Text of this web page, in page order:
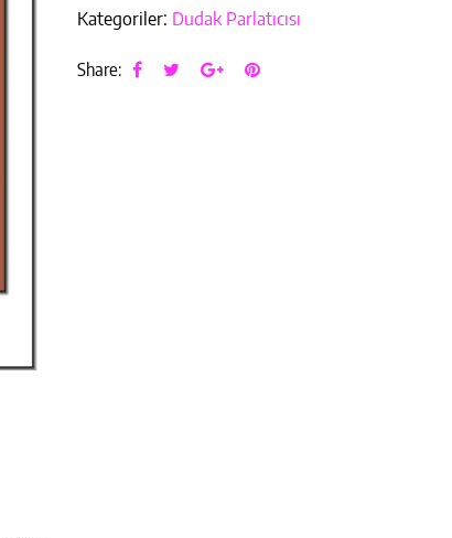
Kategoriler: Dudak Parlatıcısı
Share: